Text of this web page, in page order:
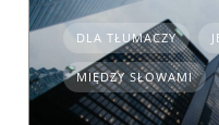
DLA TŁUMACZY
MIĘDZY SŁOWAMI